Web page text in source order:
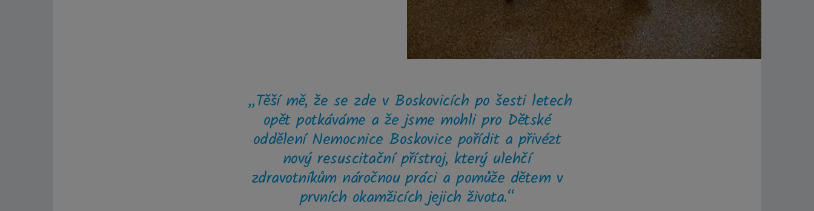
„Těší mě, že se zde v Boskovicích po šesti letech
opět potkáváme a že jsme mohli pro Dětské
oddělení Nemocnice Boskovice pořídit a přivézt
nový resuscitační přístroj, který ulehčí
zdravotníkům náročnou práci a pomůže dětem v
prvních okamžicích jejich života.“